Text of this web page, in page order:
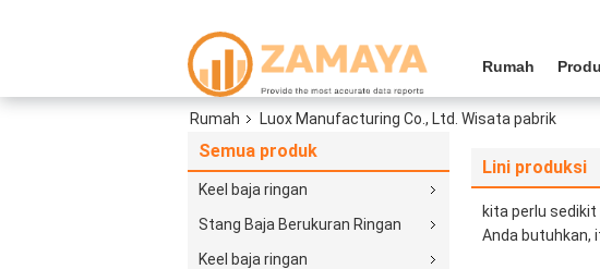
Rumah
Rumah Luox Manufacturing Co., Ltd. Wisata pabrik
Semua produk
Keel baja ringan
Stang Baja Berukuran Ringan
Keel baja ringan
Lini produksi
kita perlu
Anda butuhkan,